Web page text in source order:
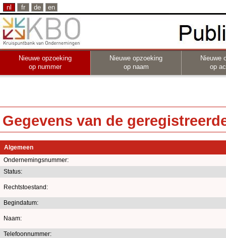
nl fr de en
Nieuwe opzoeking
op nummer
Nieuwe opzoeking
op naam
Nieuwe
op
Gegevens van de
Algemeen
Ondernemingsnummer:
Status:
Rechtstoestand:
Begindatum:
Naam:
Telefoonnummer: